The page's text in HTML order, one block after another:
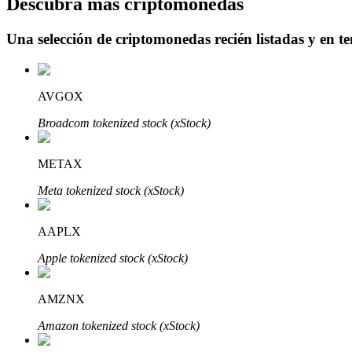
Inversiones exclusivas para titulares de BTR
Préstamos
Servicio de préstamos respaldado por criptomonedas
Descubra más criptomonedas
Una selección de criptomonedas recién listadas y en
AVGOX
Broadcom tokenized stock (xStock)
METAX
Meta tokenized stock (xStock)
AAPLX
Apple tokenized stock (xStock)
AMZNX
Amazon tokenized stock (xStock)